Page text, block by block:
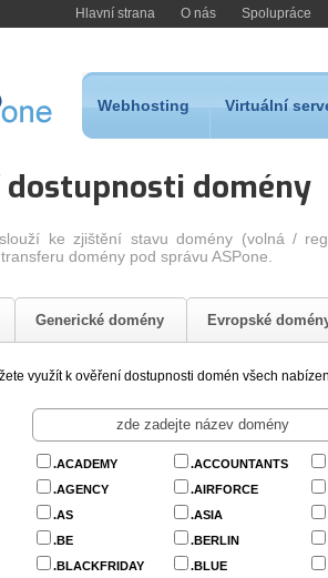
Hlavní strana O nás Spolupráce
Webhosting Virtuální
dostupnosti domény
slouží ke zjištění stavu domény (volná /
domény pod správu ASPone.
Generické domény Evropské
využít k ověření dostupnosti domén všech
.ACADEMY
.ACCOUNTANTS
.AGENCY
.AIRFORCE
.AS
.ASIA
.BE
.BERLIN
.BLACKFRIDAY
.BLUE